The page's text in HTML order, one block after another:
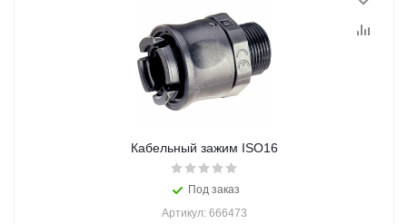
Кабельный зажим ISO16
Под заказ
Артикул: 666473